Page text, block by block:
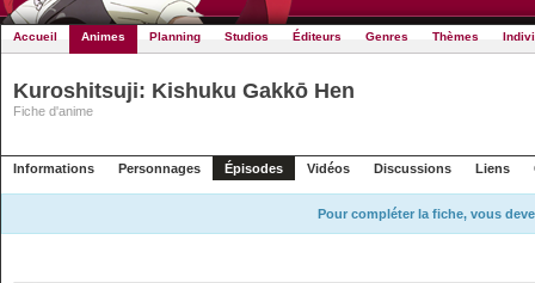
Accueil Animes Planning Studios Éditeurs Genres Thèmes
Kuroshitsuji: Kishuku Gakkō Hen
Fiche d'anime
Informations Personnages Épisodes Vidéos Discussions Liens
Pour compléter la fiche, vous